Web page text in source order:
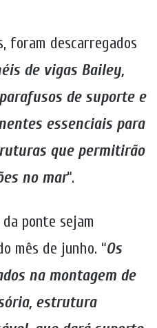
foram descarregados
de vigas Bailey,
de suporte e
essenciais para
que permitirão
no mar“.
ponte sejam
mês de junho. “Os
na montagem de
estrutura